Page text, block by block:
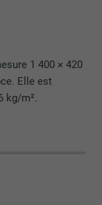
1 400 × 420
Elle est
kg/m².